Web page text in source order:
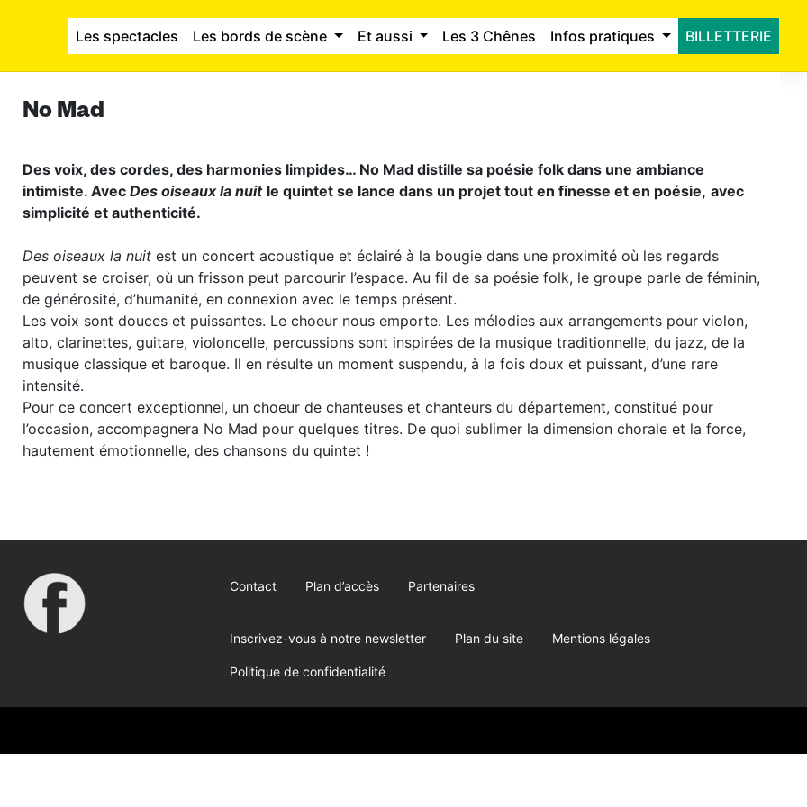
Les spectacles Les bords de scène Et aussi Les 3 Chênes Infos pratiques BILLETTERIE
No Mad
Des voix, des cordes, des harmonies limpides… No Mad distille sa poésie folk dans une ambiance
intimiste. Avec Des oiseaux la nuit le quintet se lance dans un projet tout en finesse et en poésie, avec
simplicité et authenticité.
Des oiseaux la nuit est un concert acoustique et éclairé à la bougie dans une proximité où les regards
peuvent se croiser, où un frisson peut parcourir l’espace. Au fil de sa poésie folk, le groupe parle de féminin,
de générosité, d’humanité, en connexion avec le temps présent.
Les voix sont douces et puissantes. Le choeur nous emporte. Les mélodies aux arrangements pour violon,
alto, clarinettes, guitare, violoncelle, percussions sont inspirées de la musique traditionnelle, du jazz, de la
musique classique et baroque. Il en résulte un moment suspendu, à la fois doux et puissant, d’une rare
intensité.
Pour ce concert exceptionnel, un choeur de chanteuses et chanteurs du département, constitué pour
l’occasion, accompagnera No Mad pour quelques titres. De quoi sublimer la dimension chorale et la force,
hautement émotionnelle, des chansons du quintet !
Contact Plan d’accès Partenaires
Inscrivez-vous à notre newsletter Plan du site Mentions légales
Politique de confidentialité